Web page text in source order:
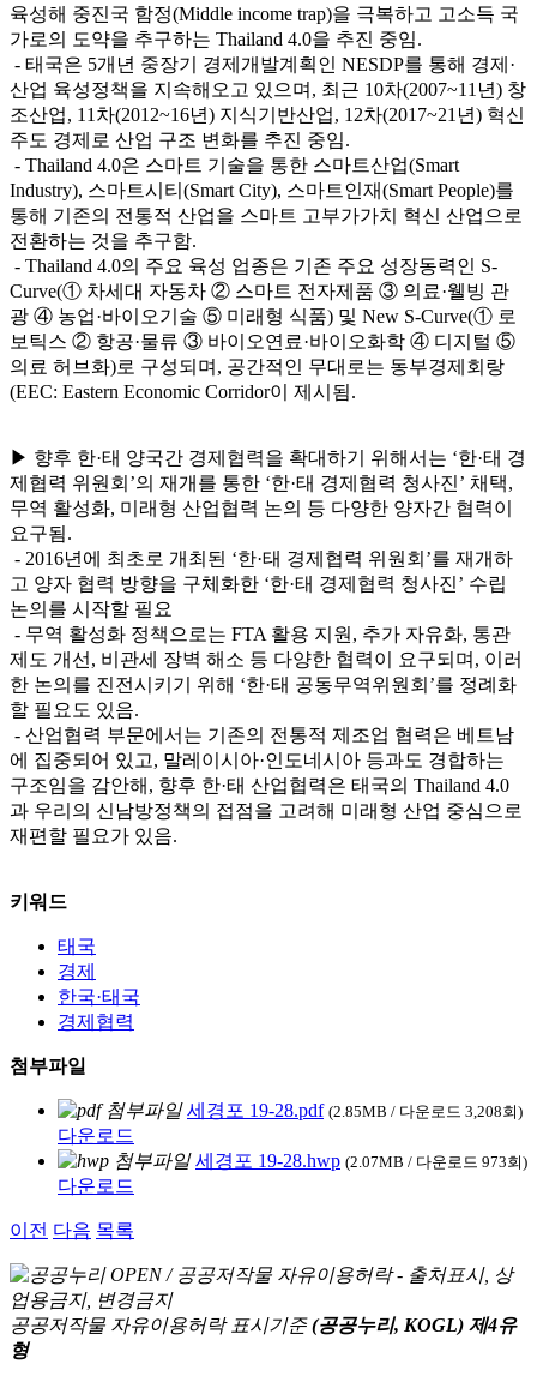
육성해 중진국 함정(Middle income trap)을 극복하고 고소득 국
가로의 도약을 추구하는 Thailand 4.0을 추진 중임.
- 태국은 5개년 중장기 경제개발계획인 NESDP를 통해 경제·
산업 육성정책을 지속해오고 있으며, 최근 10차(2007~11년) 창
조산업, 11차(2012~16년) 지식기반산업, 12차(2017~21년) 혁신
주도 경제로 산업 구조 변화를 추진 중임.
- Thailand 4.0은 스마트 기술을 통한 스마트산업(Smart
Industry), 스마트시티(Smart City), 스마트인재(Smart People)를
통해 기존의 전통적 산업을 스마트 고부가가치 혁신 산업으로
전환하는 것을 추구함.
- Thailand 4.0의 주요 육성 업종은 기존 주요 성장동력인 S-
Curve(① 차세대 자동차 ② 스마트 전자제품 ③ 의료·웰빙 관
광 ④ 농업·바이오기술 ⑤ 미래형 식품) 및 New S-Curve(① 로
보틱스 ② 항공·물류 ③ 바이오연료·바이오화학 ④ 디지털 ⑤
의료 허브화)로 구성되며, 공간적인 무대로는 동부경제회랑
(EEC: Eastern Economic Corridor이 제시됨.
▶ 향후 한·태 양국간 경제협력을 확대하기 위해서는 ‘한·태 경
제협력 위원회’의 재개를 통한 ‘한·태 경제협력 청사진’ 채택,
무역 활성화, 미래형 산업협력 논의 등 다양한 양자간 협력이
요구됨.
- 2016년에 최초로 개최된 ‘한·태 경제협력 위원회’를 재개하
고 양자 협력 방향을 구체화한 ‘한·태 경제협력 청사진’ 수립
논의를 시작할 필요
- 무역 활성화 정책으로는 FTA 활용 지원, 추가 자유화, 통관
제도 개선, 비관세 장벽 해소 등 다양한 협력이 요구되며, 이러
한 논의를 진전시키기 위해 ‘한·태 공동무역위원회’를 정례화
할 필요도 있음.
- 산업협력 부문에서는 기존의 전통적 제조업 협력은 베트남
에 집중되어 있고, 말레이시아·인도네시아 등과도 경합하는
구조임을 감안해, 향후 한·태 산업협력은 태국의 Thailand 4.0
과 우리의 신남방정책의 접점을 고려해 미래형 산업 중심으로
재편할 필요가 있음.
키워드
태국
경제
한국·태국
경제협력
첨부파일
세경포 19-28.pdf (2.85MB / 다운로드 3,208회)
다운로드
세경포 19-28.hwp (2.07MB / 다운로드 973회)
다운로드
이전 다음 목록
공공저작물 자유이용허락 표시기준 (공공누리, KOGL) 제4유
형